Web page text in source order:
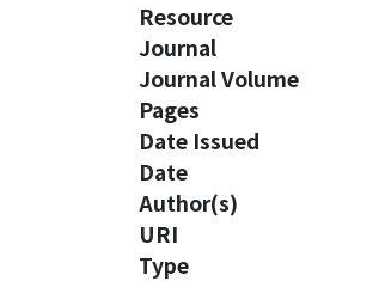
Resource
Journal
Journal Volume
Pages
Date Issued
Date
Author(s)
URI
Type